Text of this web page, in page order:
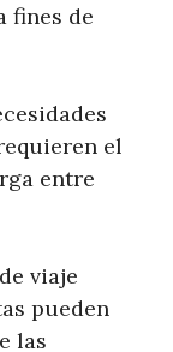
fines de
el
entre
viaje
pueden
las